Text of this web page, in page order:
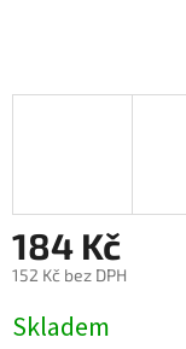
184 Kč
152 Kč bez DPH
cena:
Skladem